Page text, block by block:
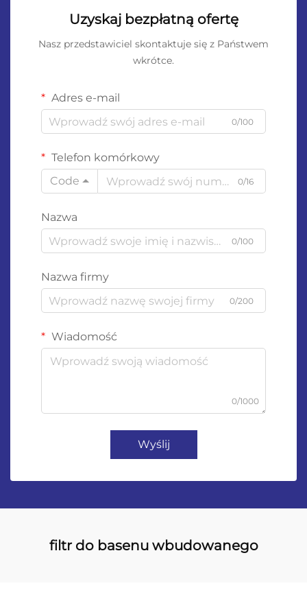
Uzyskaj bezpłatną ofertę
Nasz przedstawiciel skontaktuje się z Państwem
wkrótce.
Adres e-mail
0/100
Telefon komórkowy
Code
0/16
Nazwa
0/100
Nazwa firmy
0/200
Wiadomość
0/1000
Wyślij
filtr do basenu wbudowanego